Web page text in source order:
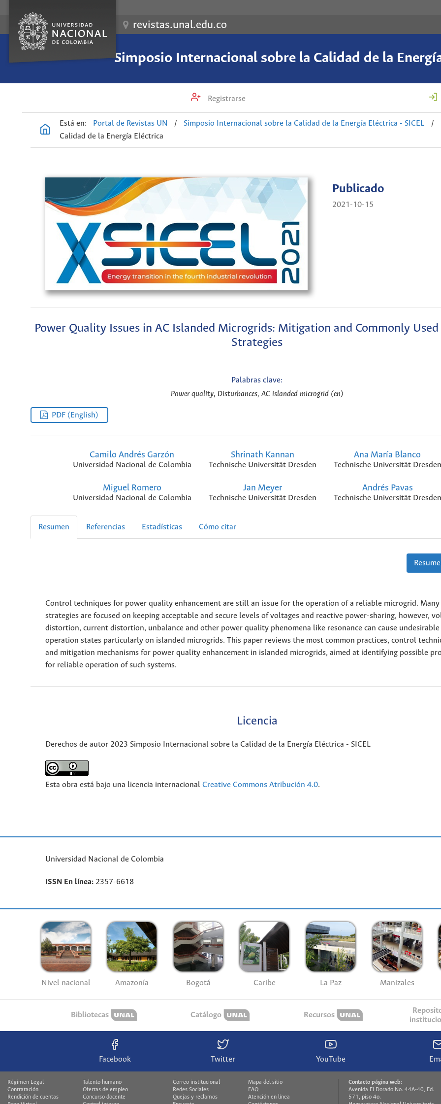
revistas.unal.edu.co
Simposio Internacional sobre la Calidad de la
Registrarse
Está en: Portal de Revistas UN / Simposio Internacional sobre la Calidad de la Energía Eléctrica - SICEL /
Calidad de la Energía Eléctrica
Publicado
2021-10-15
Power Quality Issues in AC Islanded Microgrids: Mitigation and Commonly
Strategies
Palabras clave:
Power quality, Disturbances, AC islanded microgrid (en)
PDF (English)
Camilo Andrés Garzón
Universidad Nacional de Colombia
Shrinath Kannan
Technische Universität Dresden
Ana María Blanco
Technische Universität Dresden
Miguel Romero
Universidad Nacional de Colombia
Jan Meyer
Technische Universität Dresden
Andrés Pavas
Technische Universität Dresden
Resumen Referencias Estadísticas Cómo citar
Control techniques for power quality enhancement are still an issue for the operation of a reliable microgrid.
strategies are focused on keeping acceptable and secure levels of voltages and reactive power-sharing, however,
distortion, current distortion, unbalance and other power quality phenomena like resonance can cause undesirable
operation states particularly on islanded microgrids. This paper reviews the most common practices, control
and mitigation mechanisms for power quality enhancement in islanded microgrids, aimed at identifying possible
for reliable operation of such systems.
Licencia
Derechos de autor 2023 Simposio Internacional sobre la Calidad de la Energía Eléctrica - SICEL
Esta obra está bajo una licencia internacional Creative Commons Atribución 4.0.
Universidad Nacional de Colombia
ISSN En línea: 2357-6618
Nivel nacional Amazonía Bogotá Caribe La Paz Manizales
Bibliotecas Catálogo Recursos
Facebook Twitter YouTube
Régimen Legal
Talento humano
Contratación
Ofertas de empleo
Rendición de cuentas
Concurso docente
Correo institucional
Mapa del sitio
Redes Sociales
FAQ
Quejas y reclamos
Atención en línea
Contacto página web:
Avenida El Dorado No. 44A-40, Ed.
571, piso 4o.